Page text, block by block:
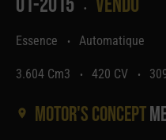
•
Essence • Automatique
3.604 Cm3 • 420 CV •
Motor's concept